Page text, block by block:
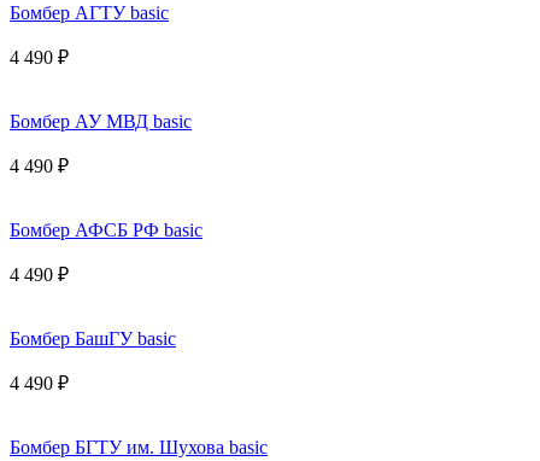
Бомбер АГТУ basic
4 490 ₽
Бомбер АУ МВД basic
4 490 ₽
Бомбер АФСБ РФ basic
4 490 ₽
Бомбер БашГУ basic
4 490 ₽
Бомбер БГТУ им. Шухова basic